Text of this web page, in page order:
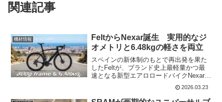
関連記事
機材情報
FeltからNexar誕生 実用的なジ
オメトリと6.48kgの軽さを両立
スペインの新体制のもとで再出発を果た
したFeltが、ブランド史上最軽量かつ最
速となる新型エアロロードバイクNexarを
発表。約20年にわたり同社の空力性能を
牽引してきた名機「AR」の後継モデルで
あり、最上位グレードの完成車重量は驚
2026.03.23